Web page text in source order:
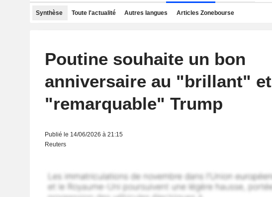
Synthèse Toute l'actualité Autres langues Articles Zonebourse
Poutine souhaite un bon
anniversaire au "brillant" et
"remarquable" Trump
Publié le 14/06/2026 à 21:15
Reuters